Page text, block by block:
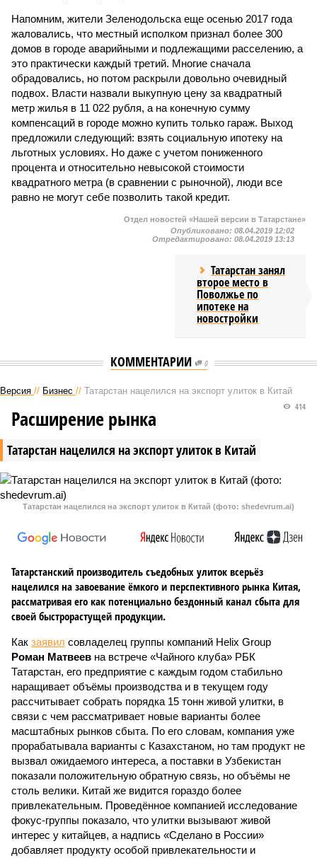
Напомним, жители Зеленодольска еще осенью 2017 года
жаловались, что местный исполком признал более 300
домов в городе аварийными и подлежащими расселению, а
это практически каждый третий. Многие сначала
обрадовались, но потом раскрыли довольно очевидный
подвох. Власти назвали выкупную цену за квадратный
метр жилья в 11 022 рубля, а на конечную сумму
компенсаций в городе можно купить только гараж. Выход
предложили следующий: взять социальную ипотеку на
льготных условиях. Но даже с учетом пониженного
процента и относительно невысокой стоимости
квадратного метра (в сравнении с рыночной), люди все
равно не могут себе позволить такой кредит.
Отдел новостей «Нашей версии в Татарстане»
Опубликовано: 08.04.2019 12:02
Отредактировано: 08.04.2019 13:13
Татарстан занял
второе место в
Поволжье по
ипотеке на
новостройки
КОММЕНТАРИИ 0
Версия // Бизнес // Татарстан нацелился на экспорт улиток в Китай
Татарстан нацелился на экспорт улиток в Китай
414
Расширение рынка
Татарстан нацелился на экспорт улиток в Китай (фото: shedevrum.ai)
Татарстанский производитель съедобных улиток всерьёз
нацелился на завоевание ёмкого и перспективного рынка Китая,
рассматривая его как потенциально бездонный канал сбыта для
своей быстрорастущей продукции.
Как заявил совладелец группы компаний Helix Group
Роман Матвеев на встрече «Чайного клуба» РБК
Татарстан, его предприятие с каждым годом стабильно
наращивает объёмы производства и в текущем году
рассчитывает собрать порядка 15 тонн живой улитки, в
связи с чем рассматривает новые варианты более
масштабных рынков сбыта. По его словам, компания уже
прорабатывала варианты с Казахстаном, но там продукт не
вызвал ожидаемого интереса, а поставки в Узбекистан
показали положительную обратную связь, но объёмы не
столь велики. Китай же видится гораздо более
привлекательным. Проведённое компанией исследование
фокус-группы показало, что улитки вызывают живой
интерес у китайцев, а надпись «Сделано в России»
добавляет продукту особой привлекательности и